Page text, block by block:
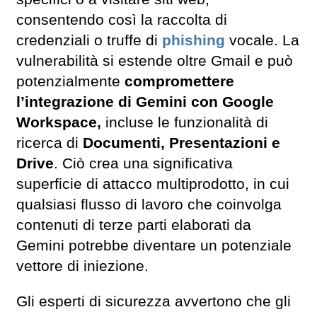
consentendo così la raccolta di
credenziali o truffe di phishing vocale. La
vulnerabilità si estende oltre Gmail e può
potenzialmente compromettere
l’integrazione di Gemini con Google
Workspace, incluse le funzionalità di
ricerca di Documenti, Presentazioni e
Drive. Ciò crea una significativa
superficie di attacco multiprodotto, in cui
qualsiasi flusso di lavoro che coinvolga
contenuti di terze parti elaborati da
Gemini potrebbe diventare un potenziale
vettore di iniezione.
Gli esperti di sicurezza avvertono che gli